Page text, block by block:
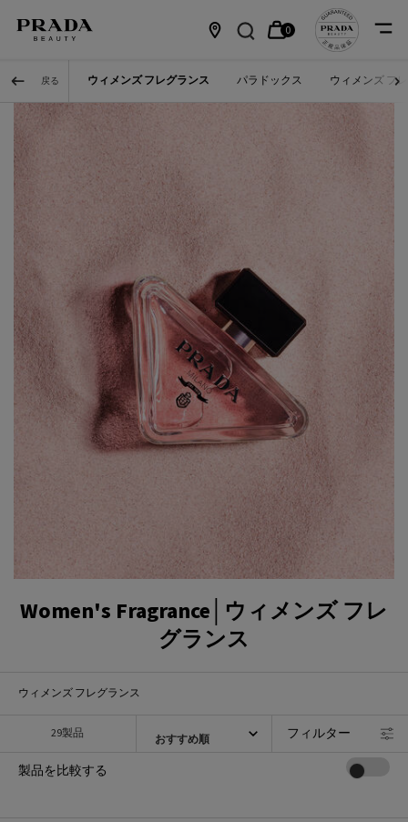
ー
0
0 カート内の製品
戻る ウィメンズ フレグランス パラドックス ウィメンズ フ
Women's Fragrance│ウィメンズ フレ
グランス
ウィメンズ フレグランス
製品を比較する
29製品 フィルター
フィルターメニュー